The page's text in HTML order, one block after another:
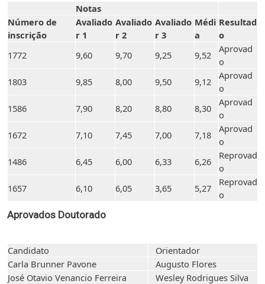
Notas
Número de
inscrição
Avaliado
r 1
Avaliado
r 2
Avaliado
r 3
Médi
a
Resultad
o
1772
9,60 9,70 9,25 9,52
Aprovad
o
1803
9,85 8,00 9,50 9,12
Aprovad
o
1586
7,90 8,20 8,80 8,30
Aprovad
o
1672
7,10 7,45 7,00 7,18
Aprovad
o
1486
6,45 6,00 6,33 6,26
Reprovad
o
1657
6,10 6,05 3,65 5,27
Reprovad
o
Aprovados Doutorado
Candidato
Orientador
Carla Brunner Pavone
Augusto Flores
José Otavio Venancio Ferreira
Wesley Rodrigues Silva